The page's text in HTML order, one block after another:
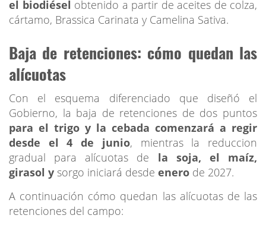
el biodiésel obtenido a partir de aceites de colza,
cártamo, Brassica Carinata y Camelina Sativa.
Baja de retenciones: cómo quedan las
alícuotas
Con el esquema diferenciado que diseñó el
Gobierno, la baja de retenciones de dos puntos
para el trigo y la cebada comenzará a regir
desde el 4 de junio, mientras la reduccion
gradual para alícuotas de la soja, el maíz,
girasol y sorgo iniciará desde enero de 2027.
A continuación cómo quedan las alícuotas de las
retenciones del campo: